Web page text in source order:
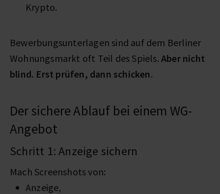
Krypto.
Bewerbungsunterlagen sind auf dem Berliner
Wohnungsmarkt oft Teil des Spiels.Aber nicht
blind. Erst prüfen, dann schicken.
Der sichere Ablauf bei einem WG-
Angebot
Schritt 1: Anzeige sichern
Mach Screenshots von:
Anzeige,